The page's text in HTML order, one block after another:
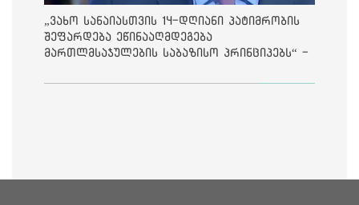
„ვახო სანაიასთვის 14-დღიანი პატიმრობის
შეფარდება ეწინააღმდეგება
მართლმსაჯულების საბაზისო პრინციპებს“ -